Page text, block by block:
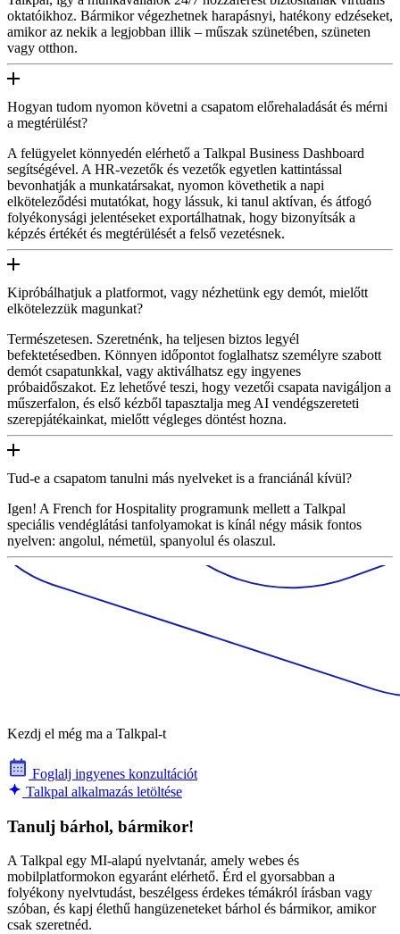
oktatóikhoz. Bármikor végezhetnek harapásnyi, hatékony edzéseket,
amikor az nekik a legjobban illik – műszak szünetében, szüneten
vagy otthon.
Hogyan tudom nyomon követni a csapatom előrehaladását és mérni
a megtérülést?
A felügyelet könnyedén elérhető a Talkpal Business Dashboard
segítségével. A HR-vezetők és vezetők egyetlen kattintással
bevonhatják a munkatársakat, nyomon követhetik a napi
elköteleződési mutatókat, hogy lássuk, ki tanul aktívan, és átfogó
folyékonysági jelentéseket exportálhatnak, hogy bizonyítsák a
képzés értékét és megtérülését a felső vezetésnek.
Kipróbálhatjuk a platformot, vagy nézhetünk egy demót, mielőtt
elkötelezzük magunkat?
Természetesen. Szeretnénk, ha teljesen biztos legyél
befektetésedben. Könnyen időpontot foglalhatsz személyre szabott
demót csapatunkkal, vagy aktiválhatsz egy ingyenes
próbaidőszakot. Ez lehetővé teszi, hogy vezetői csapata navigáljon a
műszerfalon, és első kézből tapasztalja meg AI vendégszereteti
szerepjátékainkat, mielőtt végleges döntést hozna.
Tud-e a csapatom tanulni más nyelveket is a franciánál kívül?
Igen! A French for Hospitality programunk mellett a Talkpal
speciális vendéglátási tanfolyamokat is kínál négy másik fontos
nyelven: angolul, németül, spanyolul és olaszul.
Kezdj el még ma a Talkpal-t
Foglalj ingyenes konzultációt
Talkpal alkalmazás letöltése
Tanulj bárhol, bármikor!
A Talkpal egy MI-alapú nyelvtanár, amely webes és
mobilplatformokon egyaránt elérhető. Érd el gyorsabban a
folyékony nyelvtudást, beszélgess érdekes témákról írásban vagy
szóban, és kapj élethű hangüzeneteket bárhol és bármikor, amikor
csak szeretnéd.